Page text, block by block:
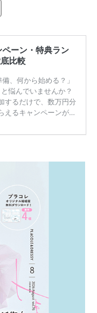
ーン・特典ラン
比較
、何から始める？」
悩んでいませんか？
するだけで、数万円分
えるキャンペーンがあ
てしまうことも……。
は？」といった疑問も
を絞れる「ウェディ
[…]続きを読む